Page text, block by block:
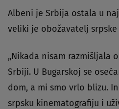
Albeni je Srbija ostala u
veliki je obožavatelj
„Nikada nisam razmišljala
Srbiji. U Bugarskoj se
dom, a mi smo vrlo blizu.
srpsku kinematografiju i